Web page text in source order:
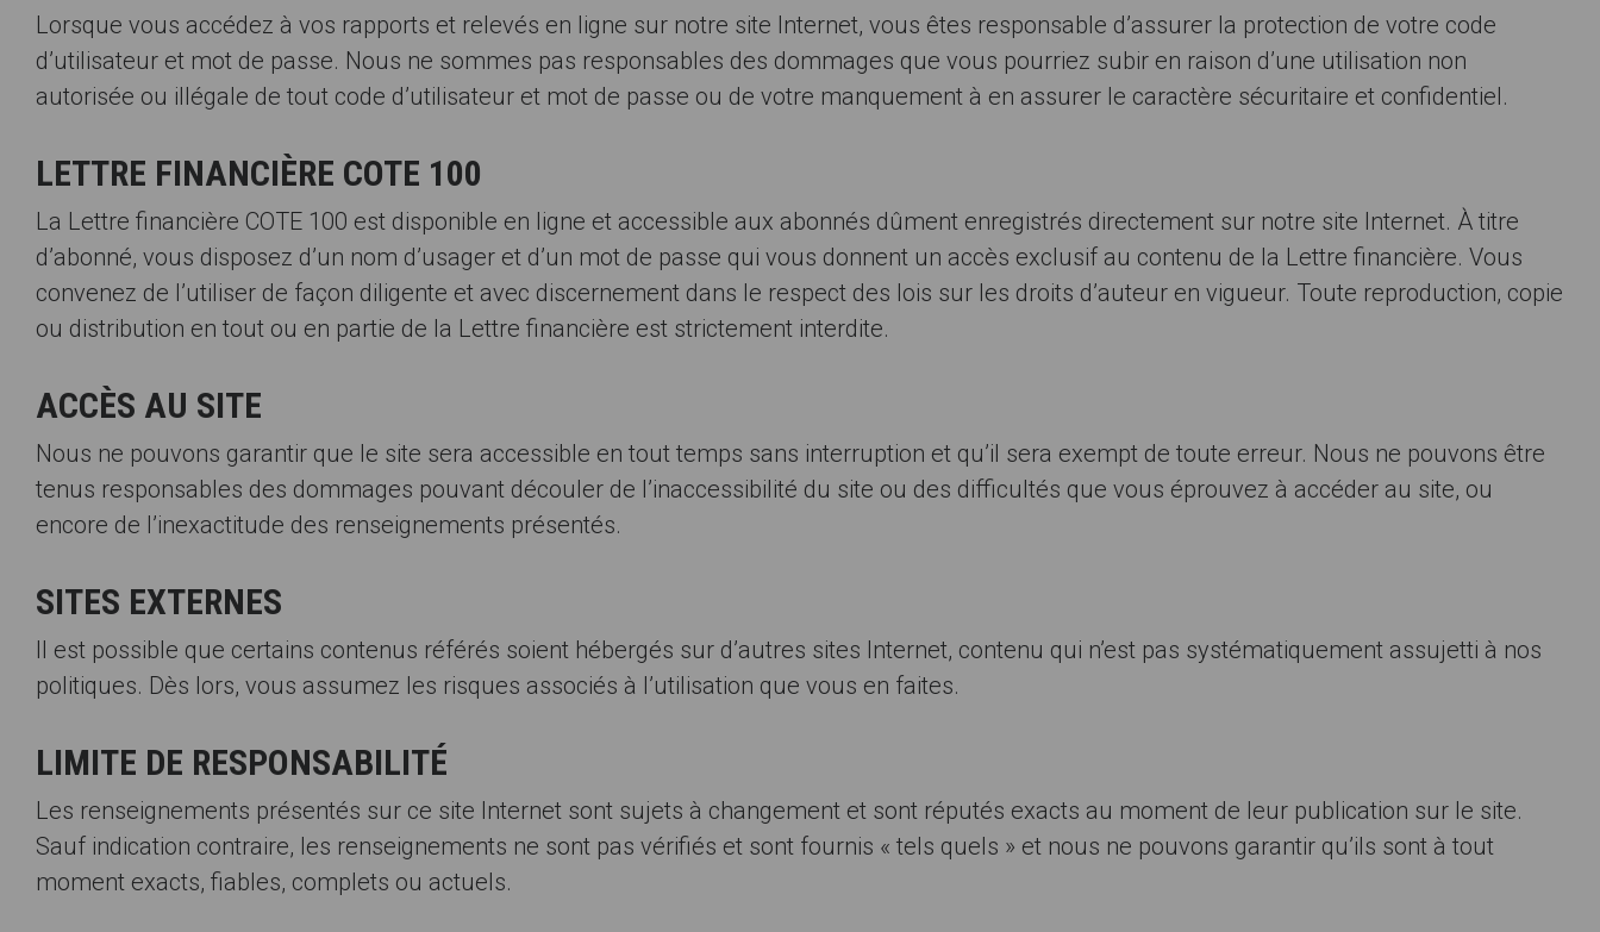
Lorsque vous accédez à vos rapports et relevés en ligne sur notre site Internet, vous êtes responsable d’assurer la protection de votre code
d’utilisateur et mot de passe. Nous ne sommes pas responsables des dommages que vous pourriez subir en raison d’une utilisation non
autorisée ou illégale de tout code d’utilisateur et mot de passe ou de votre manquement à en assurer le caractère sécuritaire et confidentiel.
LETTRE FINANCIÈRE COTE 100
La Lettre financière COTE 100 est disponible en ligne et accessible aux abonnés dûment enregistrés directement sur notre site Internet. À titre
d’abonné, vous disposez d’un nom d’usager et d’un mot de passe qui vous donnent un accès exclusif au contenu de la Lettre financière. Vous
convenez de l’utiliser de façon diligente et avec discernement dans le respect des lois sur les droits d’auteur en vigueur. Toute reproduction, copie
ou distribution en tout ou en partie de la Lettre financière est strictement interdite.
ACCÈS AU SITE
Nous ne pouvons garantir que le site sera accessible en tout temps sans interruption et qu’il sera exempt de toute erreur. Nous ne pouvons être
tenus responsables des dommages pouvant découler de l’inaccessibilité du site ou des difficultés que vous éprouvez à accéder au site, ou
encore de l’inexactitude des renseignements présentés.
SITES EXTERNES
Il est possible que certains contenus référés soient hébergés sur d’autres sites Internet, contenu qui n’est pas systématiquement assujetti à nos
politiques. Dès lors, vous assumez les risques associés à l’utilisation que vous en faites.
LIMITE DE RESPONSABILITÉ
Les renseignements présentés sur ce site Internet sont sujets à changement et sont réputés exacts au moment de leur publication sur le site.
Sauf indication contraire, les renseignements ne sont pas vérifiés et sont fournis « tels quels » et nous ne pouvons garantir qu’ils sont à tout
moment exacts, fiables, complets ou actuels.